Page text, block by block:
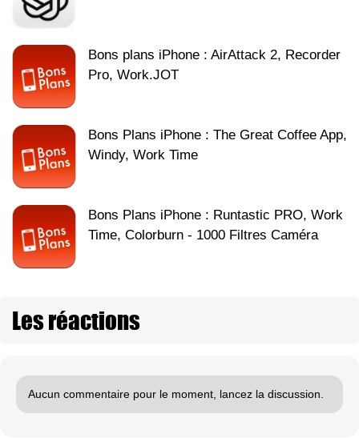
Bons plans iPhone : AirAttack 2, Recorder
Pro, Work.JOT
Bons Plans iPhone : The Great Coffee App,
Windy, Work Time
Bons Plans iPhone : Runtastic PRO, Work
Time, Colorburn - 1000 Filtres Caméra
Les réactions
Aucun commentaire pour le moment, lancez la discussion.